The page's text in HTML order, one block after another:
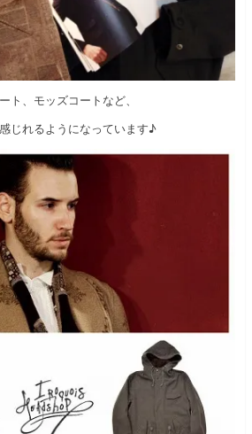
ト、モッズコートなど、
じれるようになっています♪